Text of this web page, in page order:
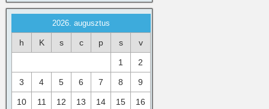
2026. augusztus
h K s c p s v
1 2
3 4 5 6 7 8 9
10 11 12 13 14 15 16